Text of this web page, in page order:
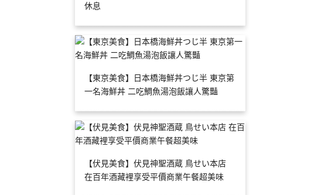
休息
【東京美食】日本橋海鮮丼つじ半 東京第
一名海鮮丼 二吃鯛魚湯泡飯讓人驚豔
【伏見美食】伏見神聖酒蔵 鳥せい本店
在百年酒藏裡享受平價商業午餐超美味